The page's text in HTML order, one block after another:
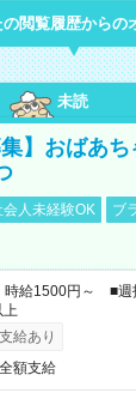
閲覧履歴からの
未読
集】おばあ
会人未経験OK
ブ
時給1500円～ ■
上
給あり
額支給